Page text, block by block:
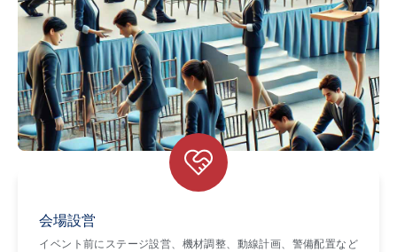
会場設営
イベント前にステージ設営、機材調整、動線計画、警備配置など